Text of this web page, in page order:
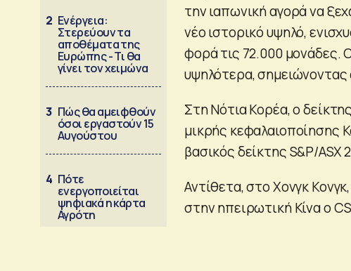
2 Ενέργεια:
Στερεύουν τα
αποθέματα της
Ευρώπης - Τι θα
γίνει τον χειμώνα
3 Πώς θα αμειφθούν
όσοι εργαστούν 15
Αυγούστου
4 Πότε
ενεργοποιείται
ψηφιακά η κάρτα
Αγρότη
την ιαπωνική αγορά να
νέο ιστορικό υψηλό,
φορά τις 72.000 μονάδες.
υψηλότερα, σημειώνοντας
Στη Νότια Κορέα, ο
μικρής κεφαλαιοποίησης
βασικός δείκτης S&P/ASX
Αντίθετα, στο Χονγκ
στην ηπειρωτική Κίνα ο